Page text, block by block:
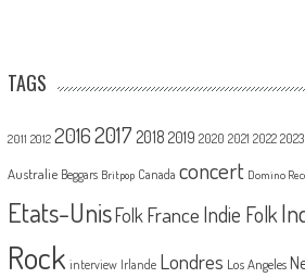
TAGS
2011 2012 20162017 2018 2019 2020 2021 2022 2023
Australie Beggars Britpop Canada concert Domino
Etats-UnisFolk France Indie Folk
Rock interview Irlande Londres Los Angeles